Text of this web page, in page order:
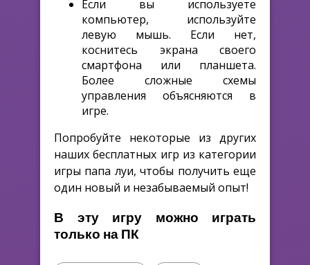
Если вы используете
компьютер, используйте
левую мышь. Если нет,
коснитесь экрана своего
смартфона или планшета.
Более сложные схемы
управления объясняются в
игре.
Попробуйте некоторые из других
наших бесплатных игр из категории
игры папа луи, чтобы получить еще
один новый и незабываемый опыт!
В эту игру можно играть
только на ПК